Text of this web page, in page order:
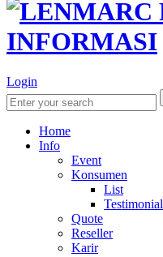
Login
Home
Info
Event
Konsumen
List
Testimonial
Quote
Reseller
Karir